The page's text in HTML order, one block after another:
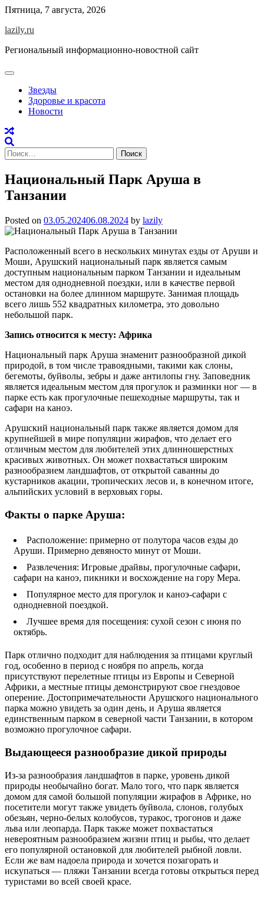
Skip
content
Пятница, 7 августа, 2026
lazily.ru
Региональный информационно-новостной сайт
Звезды
Здоровье и красота
Новости
Найти:
Национальный Парк Аруша в
Танзании
Posted on 03.05.202406.08.2024 by lazily
Расположенный всего в нескольких минутах езды от Аруши и
Моши, Арушский национальный парк является самым
доступным национальным парком Танзании и идеальным
местом для однодневной поездки, или в качестве первой
остановки на более длинном маршруте. Занимая площадь
всего лишь 552 квадратных километра, это довольно
небольшой парк.
Запись относится к месту: Африка
Национальный парк Аруша знаменит разнообразной дикой
природой, в том числе травоядными, такими как слоны,
бегемоты, буйволы, зебры и даже антилопы гну. Заповедник
является идеальным местом для прогулок и разминки ног — в
парке есть как прогулочные пешеходные маршруты, так и
сафари на каноэ.
Арушский национальный парк также является домом для
крупнейшей в мире популяции жирафов, что делает его
отличным местом для любителей этих длинношерстных
красивых животных. Он может похвастаться широким
разнообразием ландшафтов, от открытой саванны до
кустарников акации, тропических лесов и, в конечном итоге,
альпийских условий в верховьях горы.
Факты о парке Аруша:
Расположение: примерно от полутора часов езды до
Аруши. Примерно девяносто минут от Моши.
Развлечения: Игровые драйвы, прогулочные сафари,
сафари на каноэ, пикники и восхождение на гору Мера.
Популярное место для прогулок и каноэ-сафари с
однодневной поездкой.
Лучшее время для посещения: сухой сезон с июня по
октябрь.
Парк отлично подходит для наблюдения за птицами круглый
год, особенно в период с ноября по апрель, когда
присутствуют перелетные птицы из Европы и Северной
Африки, а местные птицы демонстрируют свое гнездовое
оперение. Достопримечательности Арушского национального
парка можно увидеть за один день, и Аруша является
единственным парком в северной части Танзании, в котором
возможно прогулочное сафари.
Выдающееся разнообразие дикой природы
Из-за разнообразия ландшафтов в парке, уровень дикой
природы необычайно богат. Мало того, что парк является
домом для самой большой популяции жирафов в Африке, но
посетители могут также увидеть буйвола, слонов, голубых
обезьян, черно-белых колобусов, туракос, трогонов и даже
льва или леопарда. Парк также может похвастаться
невероятным разнообразием жизни птиц и рыбы, что делает
его популярной остановкой для любителей рыбной ловли.
Если же вам надоела природа и хочется позагорать и
искупаться — пляжи Танзании всегда готовы открыться перед
туристами во всей своей красе.